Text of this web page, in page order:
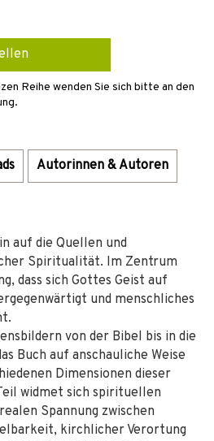
Reihe wenden Sie sich bitte an den
Autorinnen & Autoren
auf die Quellen und
Spiritualität. Im Zentrum
dass sich Gottes Geist auf
und menschliches
von der Bibel bis in die
Buch auf anschauliche Weise
Dimensionen dieser
widmet sich spirituellen
Spannung zwischen
kirchlicher Verortung